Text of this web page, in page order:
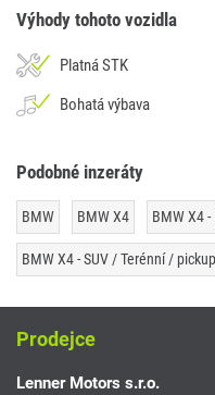
Výhody tohoto vozidla
Platná STK
Bohatá výbava
Podobné inzeráty
BMW BMW X4 BMW X4
BMW X4 - SUV / Terénní / pickup
Prodejce
Lenner Motors s.r.o.